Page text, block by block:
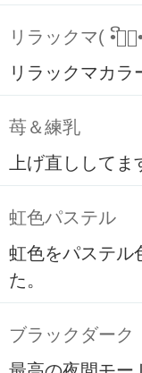
リラックマ(
リラックマカラ
苺＆練乳
上げ直ししてま
虹色パステル
虹色をパステル
た。
ブラックダーク